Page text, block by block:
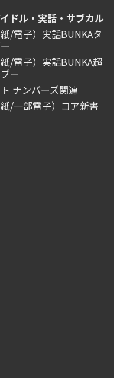
ドル・実話・サブカル
紙/電子）実話BUNKAタ
紙/電子）実話BUNKA超
ー
ナンバーズ関連
紙/一部電子）コア新書